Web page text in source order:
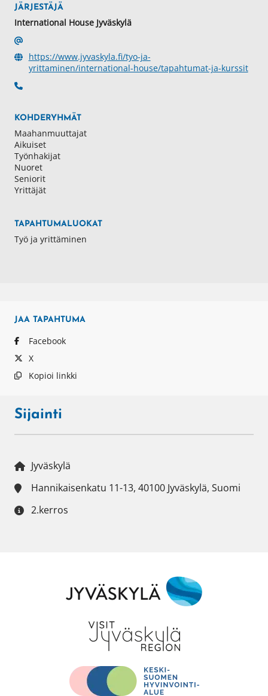
JÄRJESTÄJÄ
International House Jyväskylä
https://www.jyvaskyla.fi/tyo-ja-
yrittaminen/international-house/tapahtumat-ja-kurssit
KOHDERYHMÄT
Maahanmuuttajat
Aikuiset
Työnhakijat
Nuoret
Seniorit
Yrittäjät
TAPAHTUMALUOKAT
Työ ja yrittäminen
JAA TAPAHTUMA
Facebook
X
Kopioi linkki
Sijainti
Jyväskylä
Hannikaisenkatu 11-13, 40100 Jyväskylä, Suomi
2.kerros